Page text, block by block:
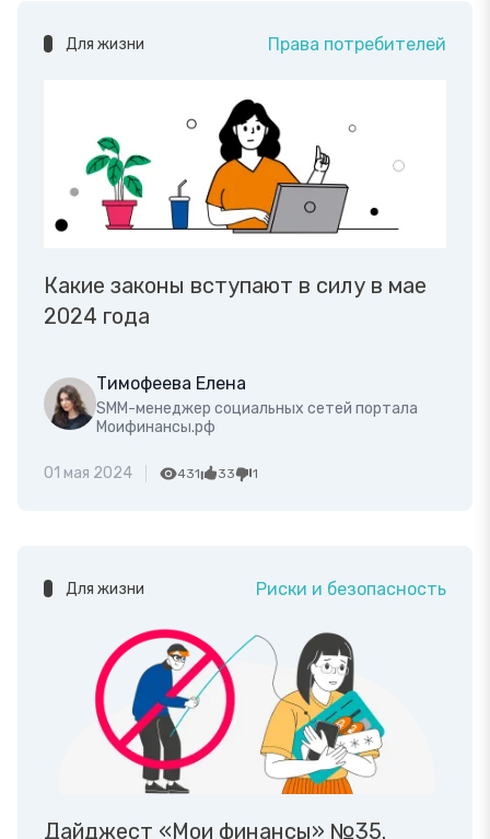
Для жизни Права потребителей
Какие законы вступают в силу в мае
2024 года
Тимофеева Елена
SMM-менеджер социальных сетей портала
Моифинансы.рф
01 мая 2024 431 33 1
Для жизни Риски и безопасность
Дайджест «Мои финансы» №35.